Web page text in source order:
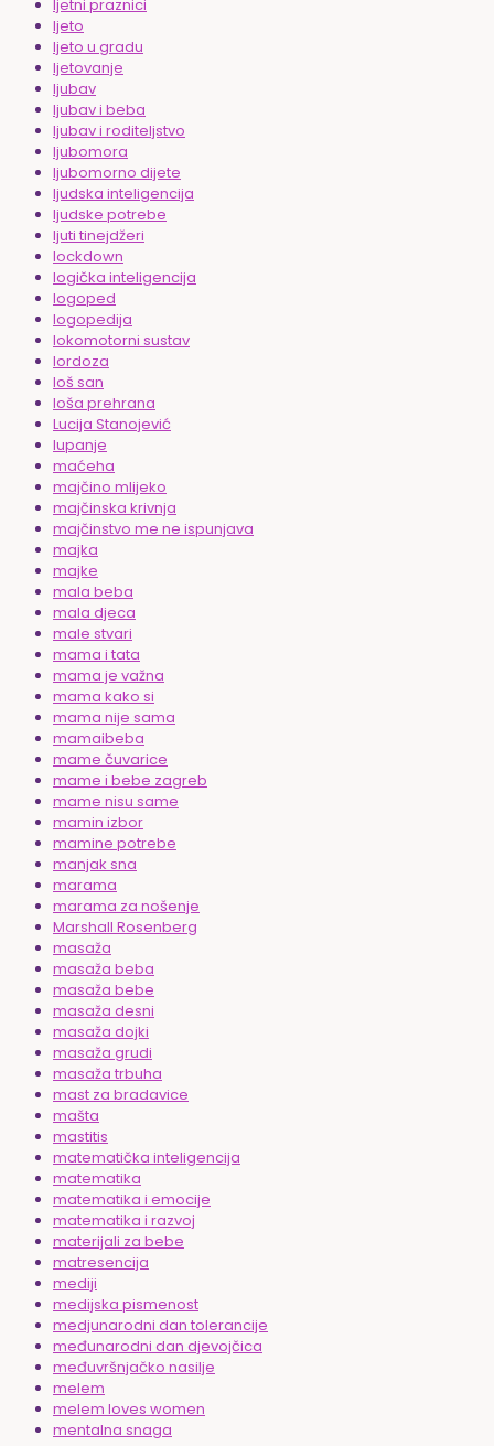
ljetni praznici
ljeto
ljeto u gradu
ljetovanje
ljubav
ljubav i beba
ljubav i roditeljstvo
ljubomora
ljubomorno dijete
ljudska inteligencija
ljudske potrebe
ljuti tinejdžeri
lockdown
logička inteligencija
logoped
logopedija
lokomotorni sustav
lordoza
loš san
loša prehrana
Lucija Stanojević
lupanje
maćeha
majčino mlijeko
majčinska krivnja
majčinstvo me ne ispunjava
majka
majke
mala beba
mala djeca
male stvari
mama i tata
mama je važna
mama kako si
mama nije sama
mamaibeba
mame čuvarice
mame i bebe zagreb
mame nisu same
mamin izbor
mamine potrebe
manjak sna
marama
marama za nošenje
Marshall Rosenberg
masaža
masaža beba
masaža bebe
masaža desni
masaža dojki
masaža grudi
masaža trbuha
mast za bradavice
mašta
mastitis
matematička inteligencija
matematika
matematika i emocije
matematika i razvoj
materijali za bebe
matresencija
mediji
medijska pismenost
medjunarodni dan tolerancije
međunarodni dan djevojčica
međuvršnjačko nasilje
melem
melem loves women
mentalna snaga